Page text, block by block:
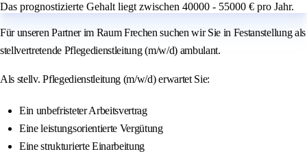
Das prognostizierte Gehalt liegt zwischen 40000 - 55000 € pro Jahr.
Für unseren Partner im Raum Frechen suchen wir Sie in Festanstellung als
stellvertretende Pflegedienstleitung (m/w/d) ambulant.
Als stellv. Pflegedienstleitung (m/w/d) erwartet Sie:
Ein unbefristeter Arbeitsvertrag
Eine leistungsorientierte Vergütung
Eine strukturierte Einarbeitung